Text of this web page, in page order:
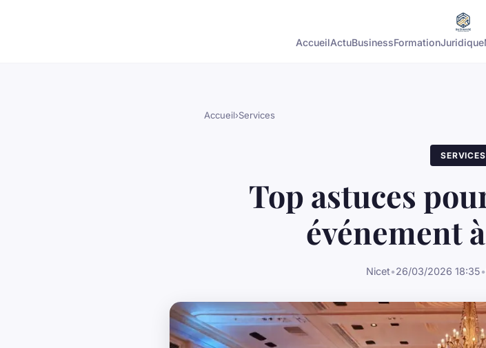
AccueilActuBusinessFormationJuridique
Accueil›Services
SERVICES
Top astuces
événement
Nicet•26/03/2026 18:35•